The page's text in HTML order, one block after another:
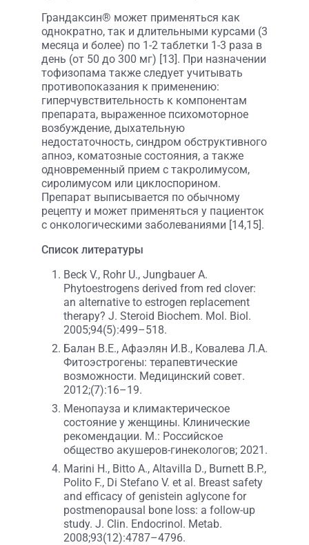
Грандаксин® может применяться как
однократно, так и длительными курсами (3
месяца и более) по 1-2 таблетки 1-3 раза в
день (от 50 до 300 мг) [13]. При назначении
тофизопама также следует учитывать
противопоказания к применению:
гиперчувствительность к компонентам
препарата, выраженное психомоторное
возбуждение, дыхательную
недостаточность, синдром обструктивного
апноэ, коматозные состояния, а также
одновременный прием с такролимусом,
сиролимусом или циклоспорином.
Препарат выписывается по обычному
рецепту и может применяться у пациенток
с онкологическими заболеваниями [14,15].
Список литературы
Beck V., Rohr U., Jungbauer A.
Phytoestrogens derived from red clover:
an alternative to estrogen replacement
therapy? J. Steroid Biochem. Mol. Biol.
2005;94(5):499–518.
Балан В.Е., Афаэлян И.В., Ковалева Л.А.
Фитоэстрогены: терапевтические
возможности. Медицинский совет.
2012;(7):16–19.
Менопауза и климактерическое
состояние у женщины. Клинические
рекомендации. М.: Российское
общество акушеров-гинекологов; 2021.
Marini H., Bitto A., Altavilla D., Burnett B.P.,
Polito F., Di Stefano V. et al. Breast safety
and efficacy of genistein aglycone for
postmenopausal bone loss: a follow-up
study. J. Clin. Endocrinol. Metab.
2008;93(12):4787–4796.